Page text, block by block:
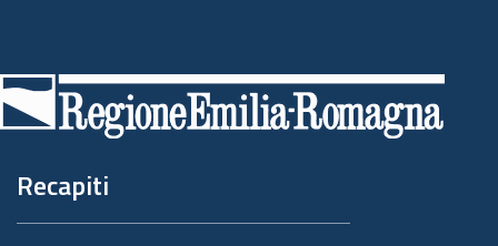
di
pagina
Recapiti